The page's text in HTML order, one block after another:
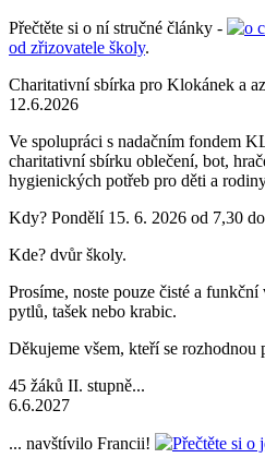
Přečtěte si o ní stručné články - o
od zřizovatele školy.
Charitativní sbírka pro Klokánek a
12.6.2026
Ve spolupráci s nadačním fondem
charitativní sbírku oblečení, bot,
hygienických potřeb pro děti a
Kdy? Pondělí 15. 6. 2026 od 7,30
Kde? dvůr školy.
Prosíme, noste pouze čisté a
pytlů, tašek nebo krabic.
Děkujeme všem, kteří se rozhodnou
45 žáků II. stupně...
6.6.2027
... navštívilo Francii! Přečtěte si o